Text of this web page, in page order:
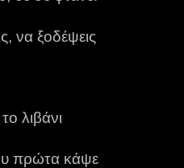
να ξοδέψεις
λιβάνι
πρώτα κάψε